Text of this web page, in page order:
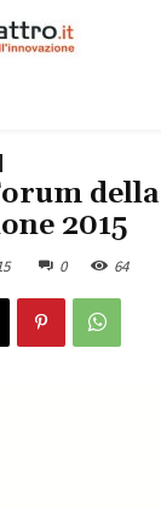
della
2015
0 64